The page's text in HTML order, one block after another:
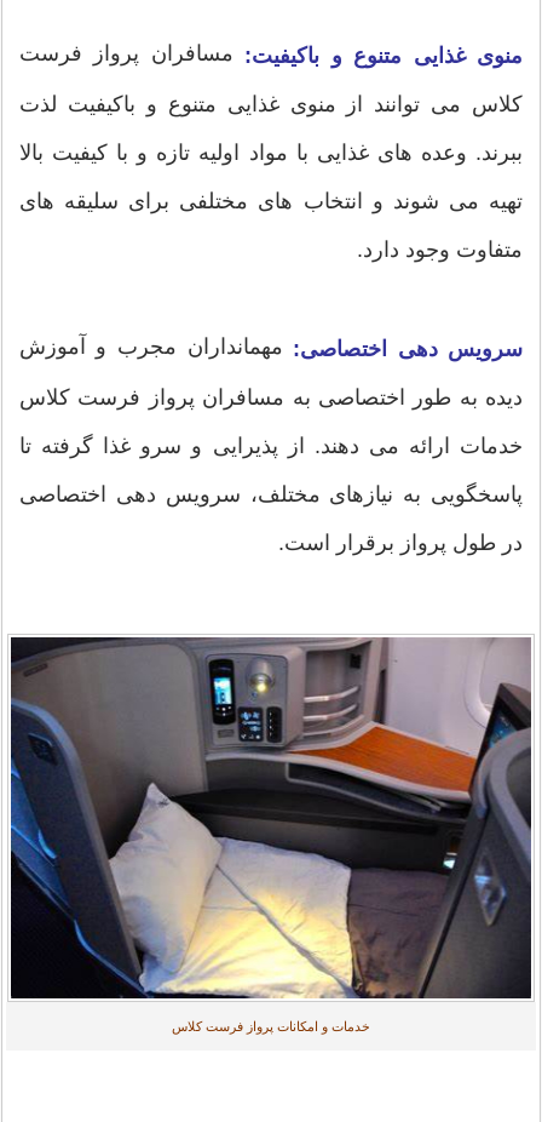
منوی غذایی متنوع و باکیفیت: مسافران پرواز فرست
کلاس می توانند از منوی غذایی متنوع و باکیفیت لذت
ببرند. وعده های غذایی با مواد اولیه تازه و با کیفیت بالا
تهیه می شوند و انتخاب های مختلفی برای سلیقه های
متفاوت وجود دارد.
سرویس دهی اختصاصی: مهمانداران مجرب و آموزش
دیده به طور اختصاصی به مسافران پرواز فرست کلاس
خدمات ارائه می دهند. از پذیرایی و سرو غذا گرفته تا
پاسخگویی به نیازهای مختلف، سرویس دهی اختصاصی
در طول پرواز برقرار است.
خدمات و امکانات پرواز فرست کلاس